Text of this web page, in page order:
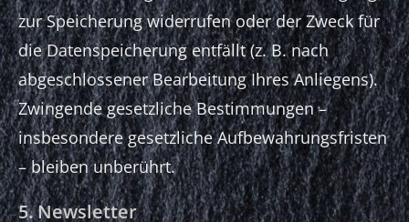
zur Speicherung widerrufen oder der Zweck für
die Datenspeicherung entfällt (z. B. nach
abgeschlossener Bearbeitung Ihres Anliegens).
Zwingende gesetzliche Bestimmungen –
insbesondere gesetzliche Aufbewahrungsfristen
– bleiben unberührt.
5. Newsletter